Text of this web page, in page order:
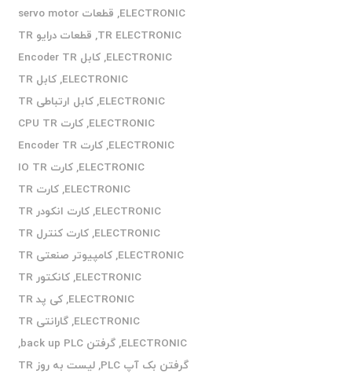
ELECTRONIC
,
قطعات servo motor
TR ELECTRONIC
,
قطعات درایو TR
ELECTRONIC
,
کابل Encoder TR
ELECTRONIC
,
کابل TR
ELECTRONIC
,
کابل ارتباطی TR
ELECTRONIC
,
کارت CPU TR
ELECTRONIC
,
کارت Encoder TR
ELECTRONIC
,
کارت IO TR
ELECTRONIC
,
کارت TR
ELECTRONIC
,
کارت انکودر TR
ELECTRONIC
,
کارت کنترل TR
ELECTRONIC
,
کامپیوتر صنعتی TR
ELECTRONIC
,
کانکتور TR
ELECTRONIC
,
کی پد TR
ELECTRONIC
,
گارانتی TR
ELECTRONIC
,گرفتن back up PLC
,
گرفتن بک آپ PLC
,
لیست به روز TR